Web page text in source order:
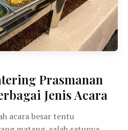
Prasmanan
Jenis Acara
acara besar tentu